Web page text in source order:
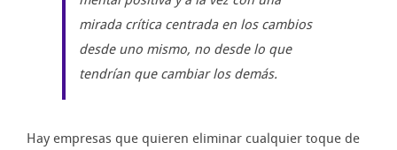
mirada crítica centrada en los cambios
desde uno mismo, no desde lo que
tendrían que cambiar los demás.
Hay empresas que quieren eliminar cualquier toque de